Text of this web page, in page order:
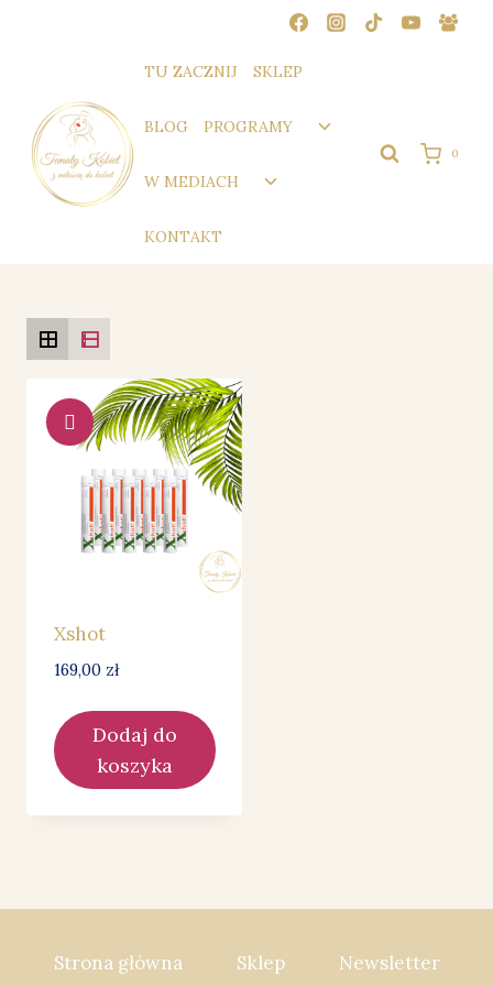
TU ZACZNIJ SKLEP
BLOG PROGRAMY
Przełącz
podrzędne
W MEDIACH
Przełącz
KONTAKT
0
Xshot
169,00 zł
Dodaj do
koszyka
Strona główna Sklep Newsletter